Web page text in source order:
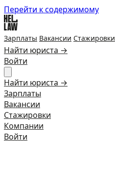
Перейти к содержимому
Зарплаты Вакансии Стажировки
Найти юриста →
Войти
Найти юриста →
Зарплаты
Вакансии
Стажировки
Компании
Войти